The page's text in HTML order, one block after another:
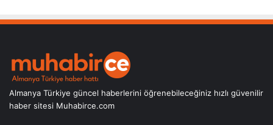
Almanya Türkiye güncel haberlerini öğrenebileceğiniz hızlı güvenilir
haber sitesi Muhabirce.com